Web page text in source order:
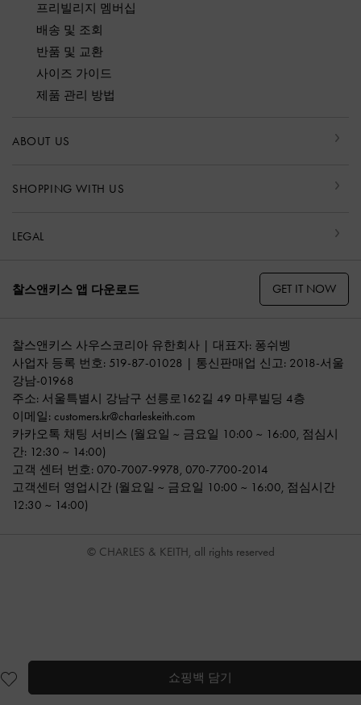
쇼핑백 담기
프리빌리지 멤버십
배송 및 조회
반품 및 교환
사이즈 가이드
제품 관리 방법
ABOUT US
SHOPPING WITH US
LEGAL
찰스앤키스 앱 다운로드 GET IT NOW
찰스앤키스 사우스코리아 유한회사 | 대표자: 퐁쉬벵
사업자 등록 번호: 519-87-01028 | 통신판매업 신고: 2018-서울
강남-01968
주소: 서울특별시 강남구 선릉로162길 49 마루빌딩 4층
이메일: customers.kr@charleskeith.com
카카오톡 채팅 서비스 (월요일 ~ 금요일 10:00 ~ 16:00, 점심시
간: 12:30 ~ 14:00)
고객 센터 번호: 070-7007-9978, 070-7700-2014
고객센터 영업시간 (월요일 ~ 금요일 10:00 ~ 16:00, 점심시간
12:30 ~ 14:00)
© CHARLES & KEITH, all rights reserved